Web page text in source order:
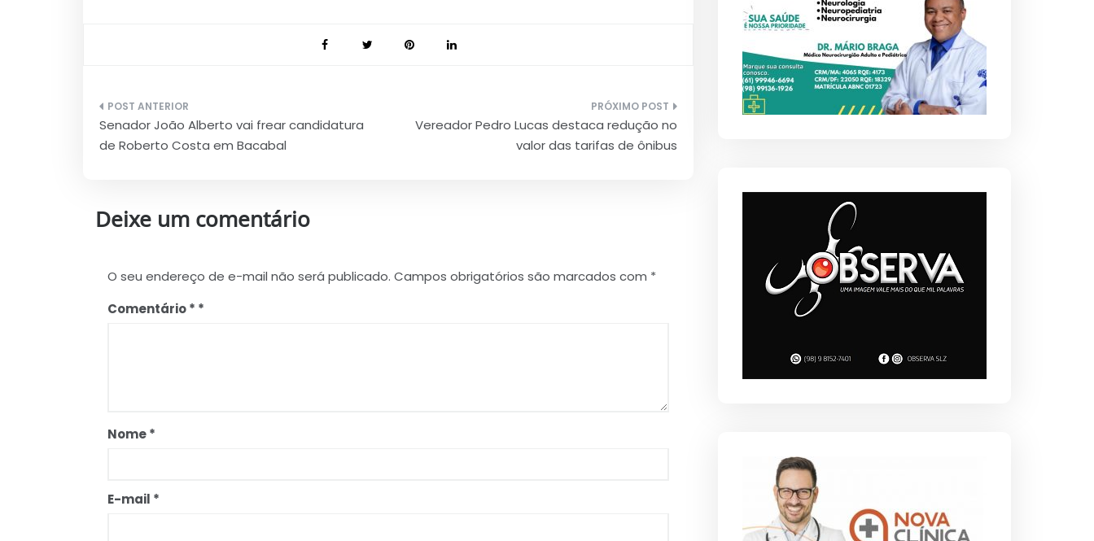
Navegação
de
Senador João Alberto vai frear candidatura
de Roberto Costa em Bacabal
Vereador Pedro Lucas destaca redução no
valor das tarifas de ônibus
Deixe um comentário
O seu endereço de e-mail não será publicado. Campos obrigatórios são marcados com *
Comentário*
Nome*
E-mail *